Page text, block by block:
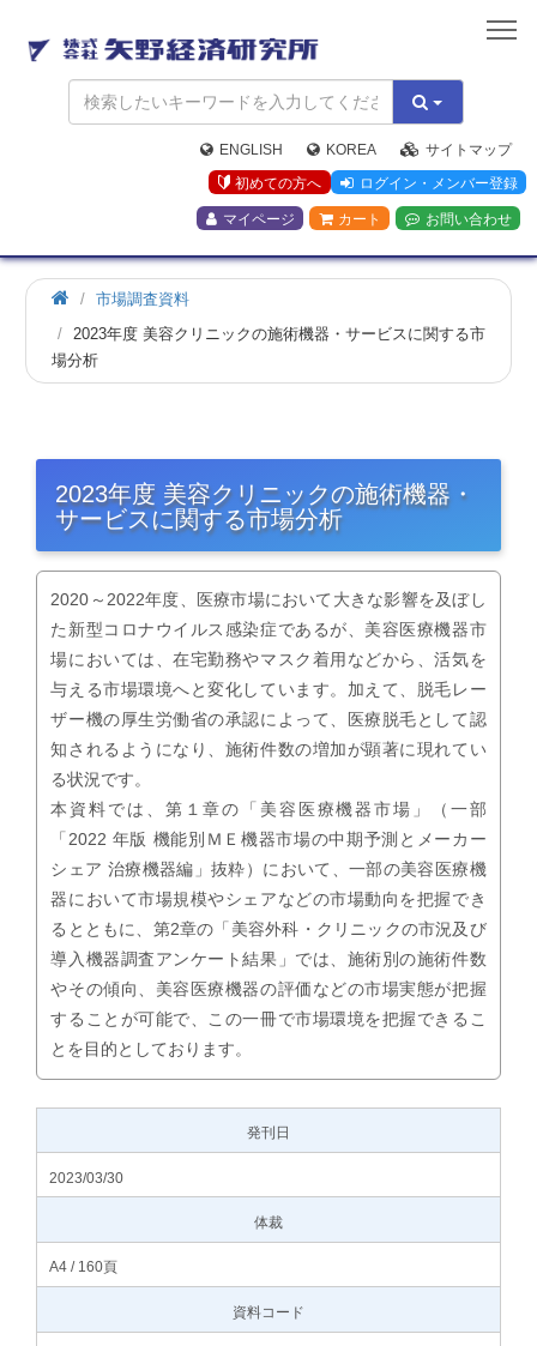
矢
野
経
済
研
究
所
ENGLISH KOREA
サイトマップ
初めての方へ
ログイン・メンバー登録
マイページ カート お問い合わせ
市場調査資料
2023年度 美容クリニックの施術機器・サービスに関する市
場分析
2023年度 美容クリニックの施術機器・
サービスに関する市場分析
2020～2022年度、医療市場において大きな影響を及ぼし
た新型コロナウイルス感染症であるが、美容医療機器市
場においては、在宅勤務やマスク着用などから、活気を
与える市場環境へと変化しています。加えて、脱毛レー
ザー機の厚生労働省の承認によって、医療脱毛として認
知されるようになり、施術件数の増加が顕著に現れてい
る状況です。
本資料では、第１章の「美容医療機器市場」（一部
「2022 年版 機能別ＭＥ機器市場の中期予測とメーカー
シェア 治療機器編」抜粋）において、一部の美容医療機
器において市場規模やシェアなどの市場動向を把握でき
るとともに、第2章の「美容外科・クリニックの市況及び
導入機器調査アンケート結果」では、施術別の施術件数
やその傾向、美容医療機器の評価などの市場実態が把握
することが可能で、この一冊で市場環境を把握できるこ
とを目的としております。
発刊日
2023/03/30
体裁
A4 / 160頁
資料コード